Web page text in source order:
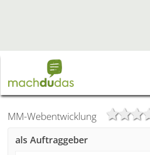
MM-Webentwicklung
als Auftraggeber